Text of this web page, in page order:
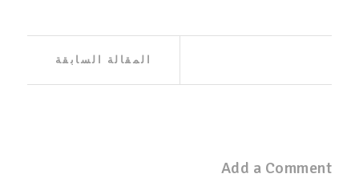
تصفّح
المقالات
المقالة السابقة
:
Add a Comment